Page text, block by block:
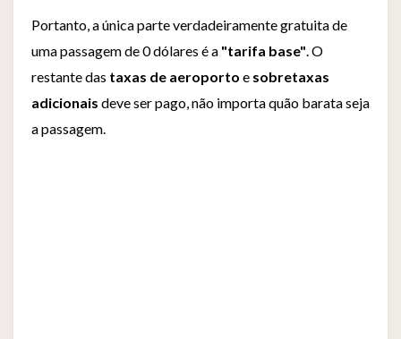
Portanto, a única parte verdadeiramente gratuita de
uma passagem de 0 dólares é a "tarifa base" . O
restante das taxas de aeroporto e sobretaxas
adicionais deve ser pago, não importa quão barata seja
a passagem.